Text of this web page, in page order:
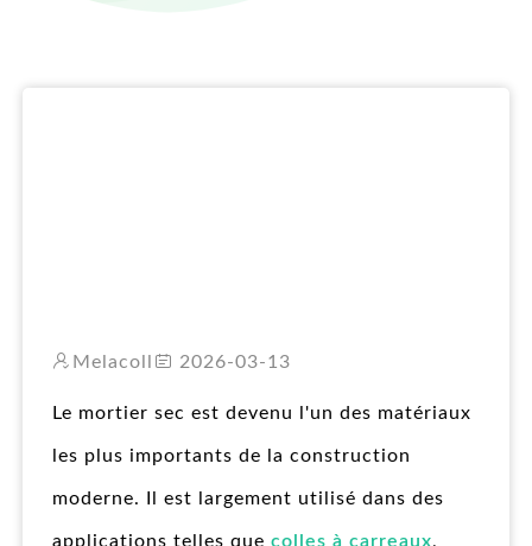
Melacoll 2026-03-13
Le mortier sec est devenu l'un des matériaux
les plus importants de la construction
moderne. Il est largement utilisé dans des
applications telles que colles à carreaux,